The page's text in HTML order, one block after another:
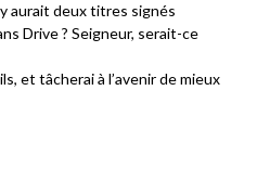
aurait deux titres signés
Drive ? Seigneur, serait-ce
et tâcherai à l’avenir de mieux